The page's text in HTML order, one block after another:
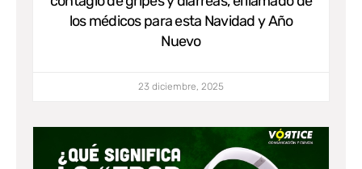
los médicos para esta Navidad y Año
Nuevo
23 diciembre, 2025